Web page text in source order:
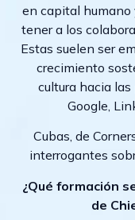
en capital humano
tener a los
Estas suelen ser
crecimiento
cultura hacia
Google,
Cubas, de
interrogantes
¿Qué formación
de